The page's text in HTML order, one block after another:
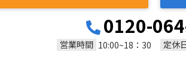
0120-
営業時間 10:00~18：30 定休